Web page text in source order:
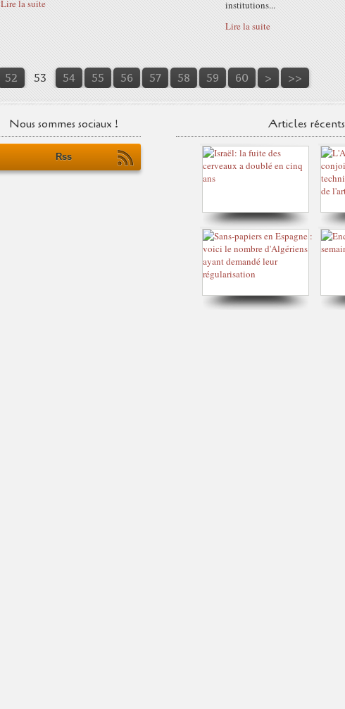
Lire la suite
institutions...
Lire la suite
52 53 54 55 56 57 58 59 60 70
> >>
Nous sommes sociaux !
Rss
Articles récents